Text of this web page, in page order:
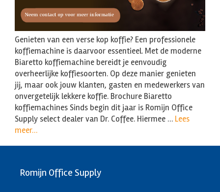
Genieten van een verse kop koffie? Een professionele
koffiemachine is daarvoor essentieel. Met de moderne
Biaretto koffiemachine bereidt je eenvoudig
overheerlijke koffiesoorten. Op deze manier genieten
jij, maar ook jouw klanten, gasten en medewerkers van
onvergetelijk lekkere koffie. Brochure Biaretto
koffiemachines Sinds begin dit jaar is Romijn Office
Supply select dealer van Dr. Coffee. Hiermee … Lees
meer…
Romijn Office Supply